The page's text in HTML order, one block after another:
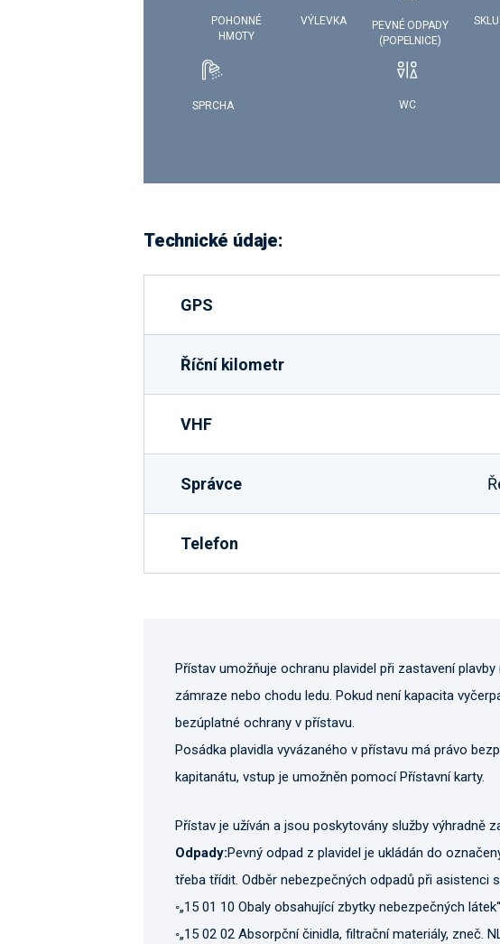
POHONNÉ
HMOTY
VÝLEVKA
PEVNÉ ODPADY
(POPELNICE)
SPRCHA WC
Technické údaje:
GPS
Říční kilometr
VHF
Správce
Telefon
Přístav umožňuje ochranu plavidel při zastavení
zámraze nebo chodu ledu. Pokud není kapacita
bezúplatné ochrany v přístavu.
Posádka plavidla vyvázaného v přístavu má právo
kapitanátu, vstup je umožněn pomocí Přístavní karty.
Přístav je užíván a jsou poskytovány služby výhradně
Odpady:Pevný odpad z plavidel je ukládán do
třeba třídit. Odběr nebezpečných odpadů při asistenci
◦„15 01 10 Obaly obsahující zbytky nebezpečných látek“
◦„15 02 02 Absorpční činidla, filtrační materiály, zneč.